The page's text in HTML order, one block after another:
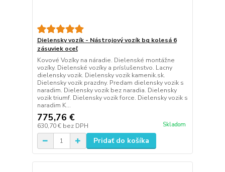
Dielensky vozík - Nástrojový vozík bq kolesá 6
zásuviek oceľ
Kovové Vozíky na náradie. Dielenské montážne
vozíky. Dielenské vozíky a príslušenstvo. Lacny
dielensky vozik. Dielensky vozik kamenik.sk.
Dielensky vozik prazdny. Predam dielensky vozik s
naradim. Dielensky vozik bez naradia. Dielensky
vozik triumf. Dielensky vozik force. Dielensky vozik s
naradim K...
775,76 €
630,70 € bez DPH Skladom
Pridať do košíka